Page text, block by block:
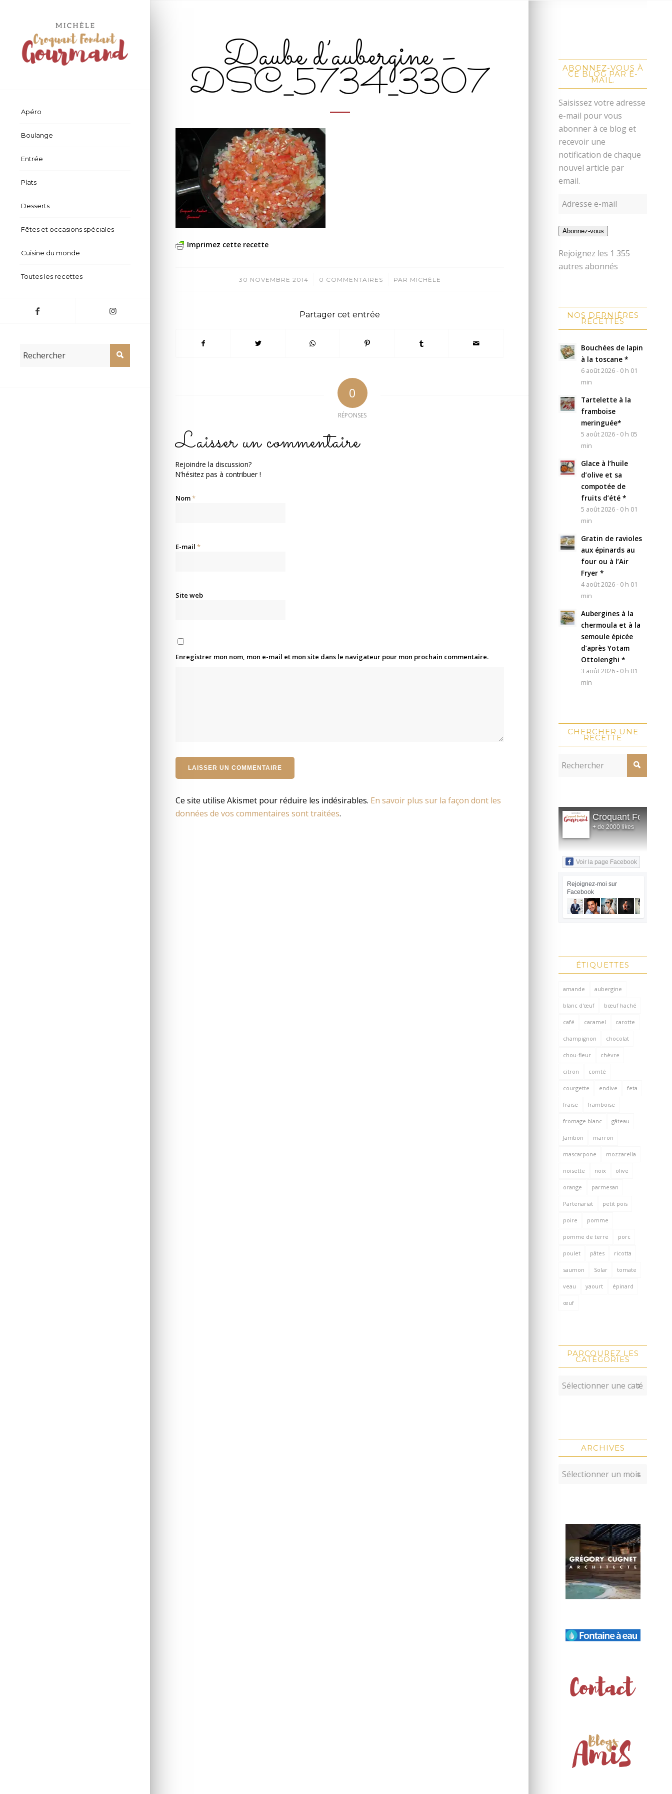
Apéro
Boulange
Entrée
Plats
Desserts
Fêtes et occasions spéciales
Cuisine du monde
Toutes les recettes
Daube d’aubergine –
DSC_5734_3307
Imprimez cette recette
30 NOVEMBRE 2014
/ 0 COMMENTAIRES
/ PAR MICHÈLE
Partager cet entrée
0
RÉPONSES
Laisser un commentaire
Rejoindre la discussion?
N’hésitez pas à contribuer !
Nom*
E-mail *
Site web
Enregistrer mon nom, mon e-mail et mon site dans le navigateur pour mon prochain commentaire.
Ce site utilise Akismet pour réduire les indésirables. En savoir plus sur la façon dont les
données de vos commentaires sont traitées.
ABONNEZ-VOUS À
CE BLOG PAR E-
MAIL.
Saisissez votre adresse
e-mail pour vous
abonner à ce blog et
recevoir une
notification de chaque
nouvel article par
email.
Abonnez-vous
Rejoignez les 1 355
autres abonnés
NOS DERNIÈRES
RECETTES
Bouchées de lapin
à la toscane *
6 août 2026 - 0 h 01
min
Tartelette à la
framboise
meringuée*
5 août 2026 - 0 h 05
min
Glace à l’huile
d’olive et sa
compotée de
fruits d’été *
5 août 2026 - 0 h 01
min
Gratin de ravioles
aux épinards au
four ou à l’Air
Fryer *
4 août 2026 - 0 h 01
min
Aubergines à la
chermoula et à la
semoule épicée
d’après Yotam
Ottolenghi *
3 août 2026 - 0 h 01
min
CHERCHER UNE
RECETTE
Croquant Fondant
+ de 2000 likes
Voir la page Facebook
Rejoignez-moi sur
Facebook
ÉTIQUETTES
amande aubergine
blanc d'œuf bœuf haché
café caramel carotte
champignon chocolat
chou-fleur chèvre
citron comté
courgette endive feta
fraise framboise
fromage blanc gâteau
Jambon marron
mascarpone mozzarella
noisette noix olive
orange parmesan
Partenariat petit pois
poire pomme
pomme de terre porc
poulet pâtes ricotta
saumon Solar tomate
veau yaourt épinard
œuf
PARCOUREZ LES
CATÉGORIES
ARCHIVES